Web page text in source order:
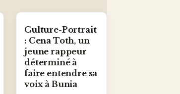
Culture-Portrait
: Cena Toth, un
jeune rappeur
déterminé à
faire entendre sa
voix à Bunia